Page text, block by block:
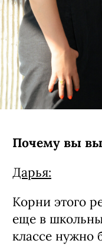
Почему вы
Дарья:
Корни этого
еще в
классе нужно